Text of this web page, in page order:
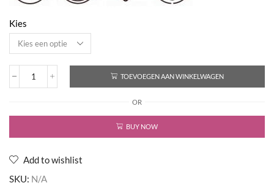
Kies
Curly
aantal
TOEVOEGEN AAN WINKELWAGEN
OR
BUY NOW
Add to wishlist
SKU: N/A